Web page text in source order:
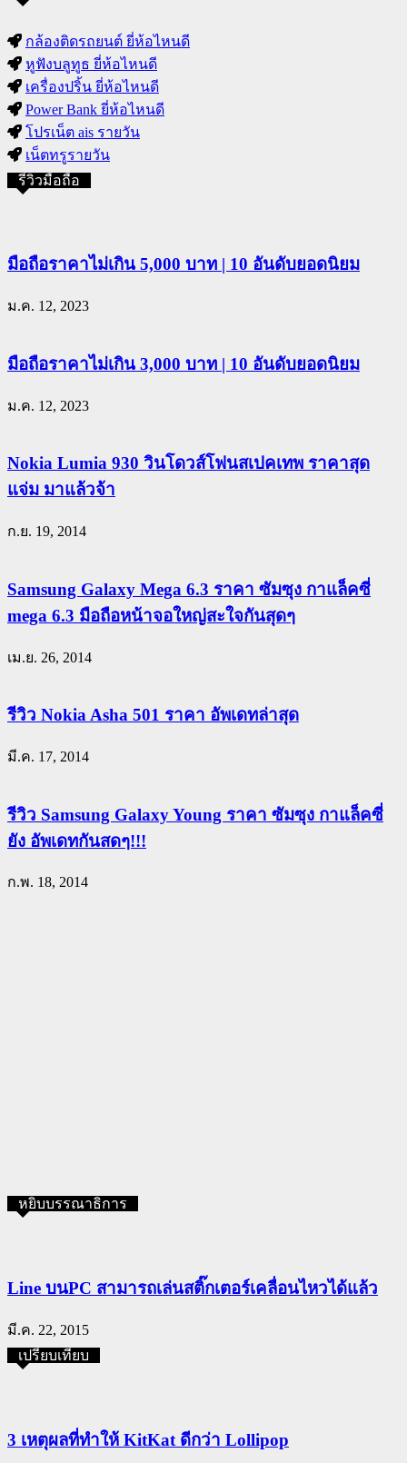
กล้องติดรถยนต์ ยี่ห้อไหนดี
หูฟังบลูทูธ ยี่ห้อไหนดี
เครื่องปริ้น ยี่ห้อไหนดี
Power Bank ยี่ห้อไหนดี
โปรเน็ต ais รายวัน
เน็ตทรูรายวัน
รีวิวมือถือ
มือถือราคาไม่เกิน 5,000 บาท | 10 อันดับยอดนิยม
ม.ค. 12, 2023
มือถือราคาไม่เกิน 3,000 บาท | 10 อันดับยอดนิยม
ม.ค. 12, 2023
Nokia Lumia 930 วินโดวส์โฟนสเปคเทพ ราคาสุด
แจ่ม มาแล้วจ้า
ก.ย. 19, 2014
Samsung Galaxy Mega 6.3 ราคา ซัมซุง กาแล็คซี่
mega 6.3 มือถือหน้าจอใหญ่สะใจกันสุดๆ
เม.ย. 26, 2014
รีวิว Nokia Asha 501 ราคา อัพเดทล่าสุด
มี.ค. 17, 2014
รีวิว Samsung Galaxy Young ราคา ซัมซุง กาแล็คซี่
ยัง อัพเดทกันสดๆ!!!
ก.พ. 18, 2014
หยิบบรรณาธิการ
Line บนPC สามารถเล่นสติ๊กเตอร์เคลื่อนไหวได้แล้ว
มี.ค. 22, 2015
เปรียบเทียบ
3 เหตุผลที่ทำให้ KitKat ดีกว่า Lollipop